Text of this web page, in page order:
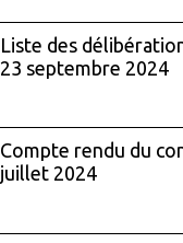
Liste des
23 septembre 2024
Compte rendu du
juillet 2024